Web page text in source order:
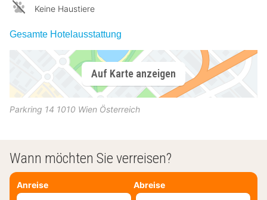
Keine Haustiere
Gesamte Hotelausstattung
Auf Karte anzeigen
Parkring 14 1010 Wien Österreich
Wann möchten Sie verreisen?
Anreise Abreise